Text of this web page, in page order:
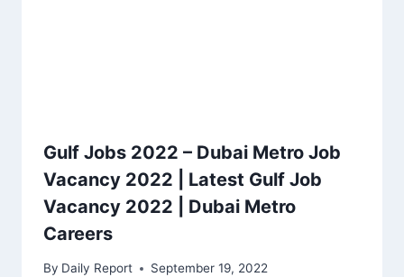
Gulf Jobs 2022 – Dubai Metro Job
Vacancy 2022 | Latest Gulf Job
Vacancy 2022 | Dubai Metro
Careers
By Daily Report September 19, 2022